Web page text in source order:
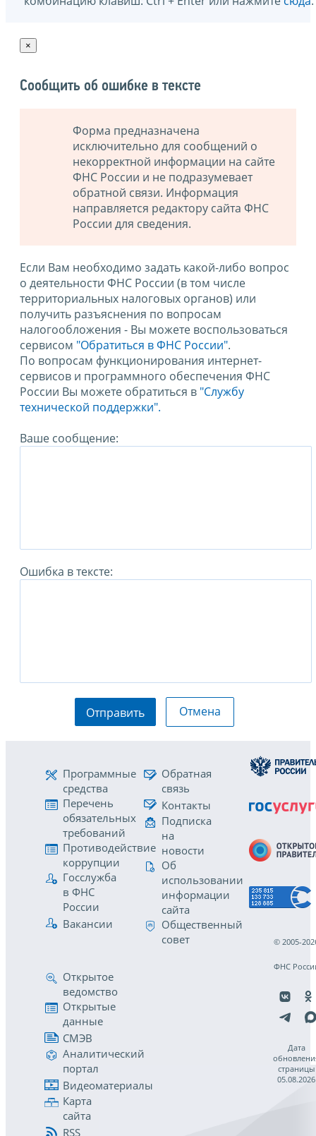
×
Сообщить об ошибке в тексте
Форма предназначена
исключительно для сообщений о
некорректной информации на сайте
ФНС России и не подразумевает
обратной связи. Информация
направляется редактору сайта ФНС
России для сведения.
Если Вам необходимо задать какой-либо вопрос
о деятельности ФНС России (в том числе
территориальных налоговых органов) или
получить разъяснения по вопросам
налогообложения - Вы можете воспользоваться
сервисом "Обратиться в ФНС России".
По вопросам функционирования интернет-
сервисов и программного обеспечения ФНС
России Вы можете обратиться в "Службу
технической поддержки".
Ваше сообщение:
Ошибка в тексте:
Отправить Отмена
Программные
средства
Перечень
обязательных
требований
Противодействие
коррупции
Госслужба
в ФНС
России
Вакансии
Обратная
связь
Контакты
Подписка
на
новости
Об
использовании
информации
сайта
Общественный
совет
Открытое
ведомство
Открытые
данные
СМЭВ
Аналитический
портал
Видеоматериалы
Карта
сайта
RSS
© 2005-
ФНС
Дата
страницы
05.08.2026